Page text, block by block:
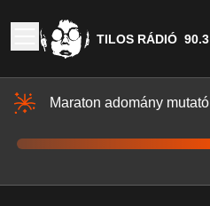
TILOS RÁDIÓ 90.3
Maraton adomány mutató